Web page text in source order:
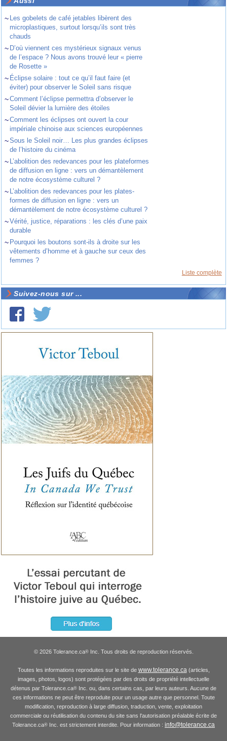
~ Les gobelets de café jetables libèrent des
microplastiques, surtout lorsqu’ils sont très
chauds
~ D’où viennent ces mystérieux signaux venus
de l’espace ? Nous avons trouvé leur « pierre
de Rosette »
~ Éclipse solaire : tout ce qu’il faut faire (et
éviter) pour observer le Soleil sans risque
~Comment l’éclipse permettra d’observer le
Soleil dévier la lumière des étoiles
~Comment les éclipses ont ouvert la cour
impériale chinoise aux sciences européennes
~Sous le Soleil noir… Les plus grandes éclipses
de l’histoire du cinéma
~ L’abolition des redevances pour les plateformes
de diffusion en ligne : vers un démantèlement
de notre écosystème culturel ?
~ L’abolition des redevances pour les plates-
formes de diffusion en ligne : vers un
démantèlement de notre écosystème culturel ?
~Vérité, justice, réparations : les clés d’une paix
durable
~ Pourquoi les boutons sont-ils à droite sur les
vêtements d’homme et à gauche sur ceux des
femmes ?
Liste complète
Suivez-nous sur ...
© 2026 Tolerance.ca®Inc. Tous droits de reproduction réservés.
Toutes les informations reproduites sur le site de www.tolerance.ca(articles,
images, photos, logos) sont protégées par des droits de propriété intellectuelle
détenus par Tolerance.ca® Inc. ou, dans certains cas, par leurs auteurs. Aucune de
ces informations ne peut être reproduite pour un usage autre que personnel. Toute
modification, reproduction à large diffusion, traduction, vente, exploitation
commerciale ou réutilisation du contenu du site sans l'autorisation préalable écrite de
Tolerance.ca® Inc. est strictement interdite. Pour information : info@tolerance.ca